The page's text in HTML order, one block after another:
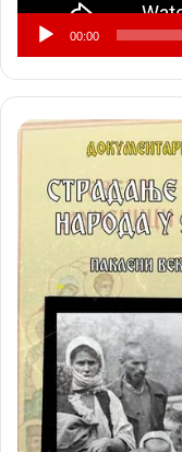
00:00